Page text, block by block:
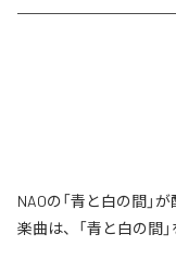
NAOの「青と白の間」
楽曲は、「青と白の間